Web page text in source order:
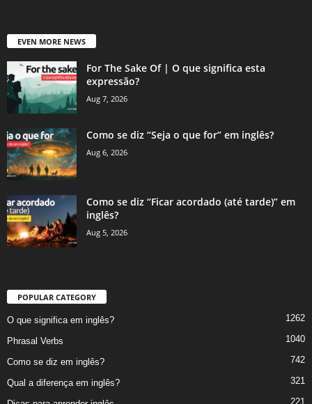
EVEN MORE NEWS
For The Sake Of | O que significa esta
expressão?
Aug 7, 2026
Como se diz “Seja o que for” em inglês?
Aug 6, 2026
Como se diz “Ficar acordado (até tarde)” em
inglês?
Aug 5, 2026
POPULAR CATEGORY
O que significa em inglês? 1262
Phrasal Verbs 1040
Como se diz em inglês? 742
Qual a diferença em inglês? 321
221